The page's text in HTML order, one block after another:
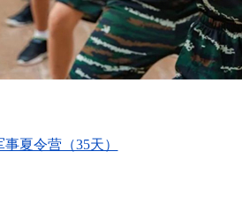
夏令营（35天）